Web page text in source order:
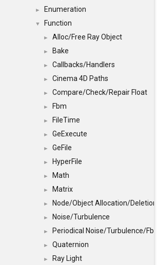
► Enumeration
▼ Function
► Alloc/Free Ray Object
► Bake
► Callbacks/Handlers
► Cinema 4D Paths
► Compare/Check/Repair Float
► Fbm
► FileTime
► GeExecute
► GeFile
► HyperFile
► Math
► Matrix
► Node/Object Allocation/Deletion
► Noise/Turbulence
► Periodical Noise/Turbulence/Fbm
► Quaternion
► Ray Light